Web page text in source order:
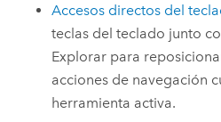
Accesos directos del
teclas del teclado junto
Explorar para
acciones de navegación
herramienta activa.